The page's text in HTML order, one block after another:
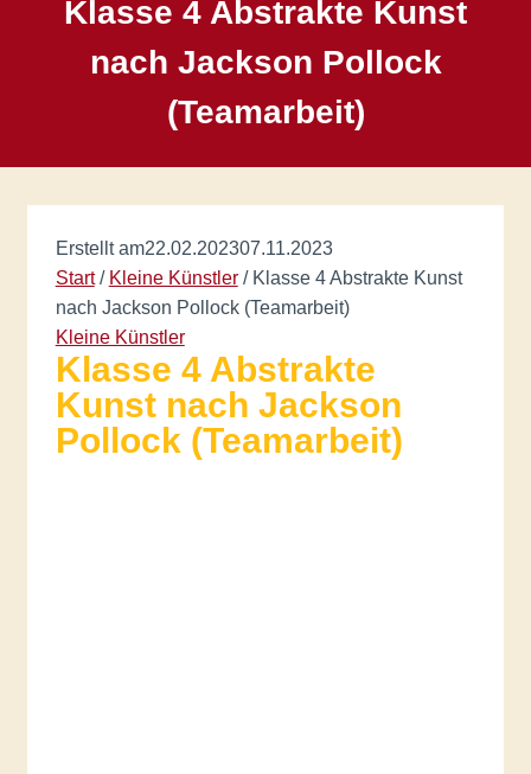
Klasse 4 Abstrakte Kunst
nach Jackson Pollock
(Teamarbeit)
Erstellt am22.02.202307.11.2023
Start / Kleine Künstler / Klasse 4 Abstrakte Kunst
nach Jackson Pollock (Teamarbeit)
Kleine Künstler
Klasse 4 Abstrakte
Kunst nach Jackson
Pollock (Teamarbeit)